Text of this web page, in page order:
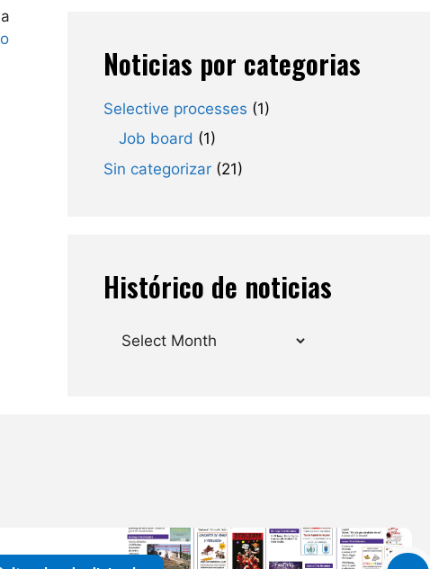
Noticias por categorias
Selective processes (1)
Job board (1)
Sin categorizar(21)
Histórico de noticias
Archives